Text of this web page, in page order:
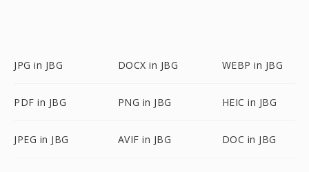
JPG in JBG DOCX in JBG WEBP in JBG
PDF in JBG PNG in JBG HEIC in JBG
JPEG in JBG AVIF in JBG DOC in JBG